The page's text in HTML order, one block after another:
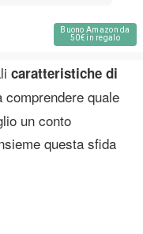
Buono Amazon da
50€ in regalo
caratteristiche di
comprendere quale
un conto
questa sfida